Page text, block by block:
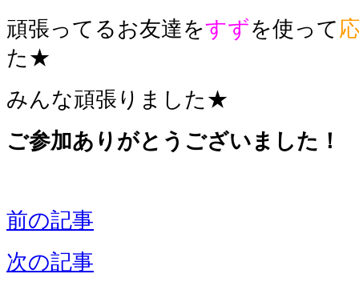
頑張ってるお友達をすずを使って
た★
みんな頑張りました★
ご参加ありがとうございました！
前の記事
次の記事